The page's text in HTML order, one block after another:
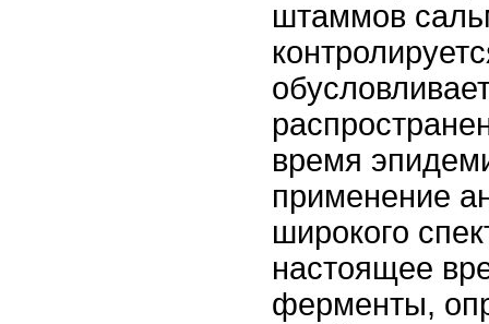
штаммов
время
применение
широкого
настоящее
ферменты,